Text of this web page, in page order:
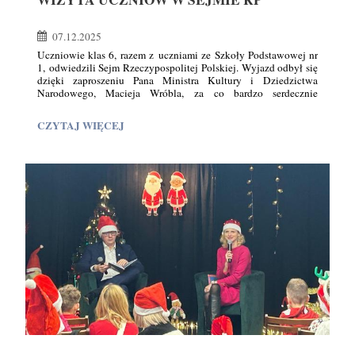
07.12.2025
Uczniowie klas 6, razem z uczniami ze Szkoły Podstawowej nr
1, odwiedzili Sejm Rzeczypospolitej Polskiej. Wyjazd odbył się
dzięki zaproszeniu Pana Ministra Kultury i Dziedzictwa
Narodowego, Macieja Wróbla, za co bardzo serdecznie
W trakcie wizyty dzieci mogły zobaczyć z bliska, jak
praktycznej edukacji obywatelskiej.
WIZYTA
CZYTAJ WIĘCEJ